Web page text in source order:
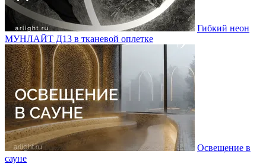
Гибкий неон
МУНЛАЙТ Д13 в тканевой оплетке
Освещение в
сауне